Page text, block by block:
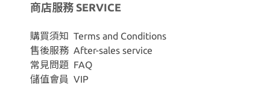
商店服務 SERVICE
購買須知 Terms and Conditions
售後服務 After-sales service
常見問題 FAQ
儲值會員 VIP